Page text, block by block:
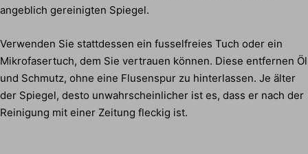
angeblich gereinigten Spiegel.
Verwenden Sie stattdessen ein fusselfreies Tuch oder ein
Mikrofasertuch, dem Sie vertrauen können. Diese entfernen Öl
und Schmutz, ohne eine Flusenspur zu hinterlassen. Je älter
der Spiegel, desto unwahrscheinlicher ist es, dass er nach der
Reinigung mit einer Zeitung fleckig ist.